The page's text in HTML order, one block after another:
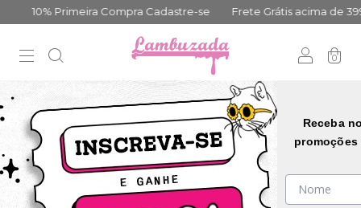
10% Primeira Compra Cadastre-se Frete Grátis acima de 399,00
0
Receba